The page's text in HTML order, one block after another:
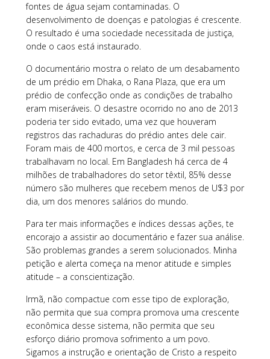
fontes de água sejam contaminadas. O
desenvolvimento de doenças e patologias é crescente.
O resultado é uma sociedade necessitada de justiça,
onde o caos está instaurado.
O documentário mostra o relato de um desabamento
de um prédio em Dhaka, o Rana Plaza, que era um
prédio de confecção onde as condições de trabalho
eram miseráveis. O desastre ocorrido no ano de 2013
poderia ter sido evitado, uma vez que houveram
registros das rachaduras do prédio antes dele cair.
Foram mais de 400 mortos, e cerca de 3 mil pessoas
trabalhavam no local. Em Bangladesh há cerca de 4
milhões de trabalhadores do setor têxtil, 85% desse
número são mulheres que recebem menos de U$3 por
dia, um dos menores salários do mundo.
Para ter mais informações e índices dessas ações, te
encorajo a assistir ao documentário e fazer sua análise.
São problemas grandes a serem solucionados. Minha
petição e alerta começa na menor atitude e simples
atitude – a conscientização.
Irmã, não compactue com esse tipo de exploração,
não permita que sua compra promova uma crescente
econômica desse sistema, não permita que seu
esforço diário promova sofrimento a um povo.
Sigamos a instrução e orientação de Cristo a respeito